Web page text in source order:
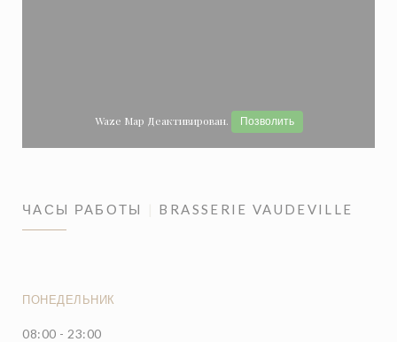
Waze Map Деактивирован. Позволить
ЧАСЫ РАБОТЫ BRASSERIE VAUDEVILLE
ПОНЕДЕЛЬНИК
08:00 - 23:00